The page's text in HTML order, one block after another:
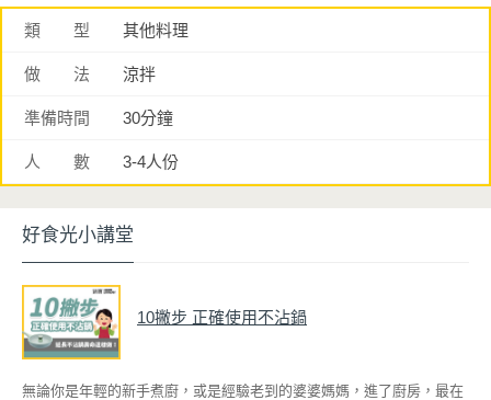
類 型 其他料理
做 法 涼拌
準備時間 30分鐘
人 數 3-4人份
好食光小講堂
10撇步 正確使用不沾鍋
無論你是年輕的新手煮廚，或是經驗老到的婆婆媽媽，進了廚房，最在